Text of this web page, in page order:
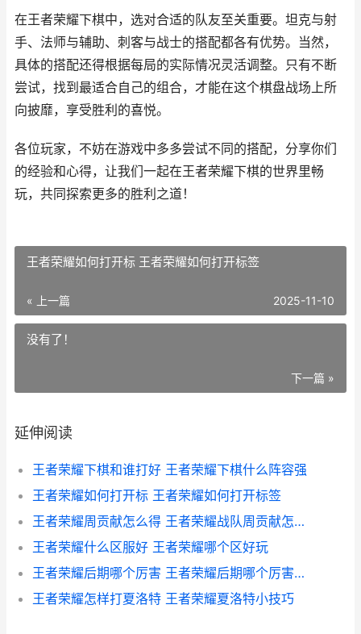
在王者荣耀下棋中，选对合适的队友至关重要。坦克与射
手、法师与辅助、刺客与战士的搭配都各有优势。当然，
具体的搭配还得根据每局的实际情况灵活调整。只有不断
尝试，找到最适合自己的组合，才能在这个棋盘战场上所
向披靡，享受胜利的喜悦。
各位玩家，不妨在游戏中多多尝试不同的搭配，分享你们
的经验和心得，让我们一起在王者荣耀下棋的世界里畅
玩，共同探索更多的胜利之道！
王者荣耀如何打开标 王者荣耀如何打开标签
« 上一篇 2025-11-10
没有了！
下一篇 »
延伸阅读
王者荣耀下棋和谁打好 王者荣耀下棋什么阵容强
王者荣耀如何打开标 王者荣耀如何打开标签
王者荣耀周贡献怎么得 王者荣耀战队周贡献怎么获得
王者荣耀什么区服好 王者荣耀哪个区好玩
王者荣耀后期哪个厉害 王者荣耀后期哪个厉害一点
王者荣耀怎样打夏洛特 王者荣耀夏洛特小技巧